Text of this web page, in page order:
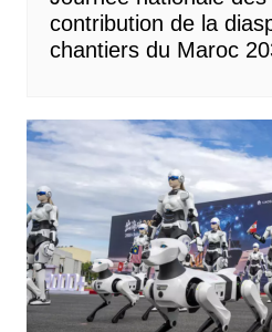
contribution de la
chantiers du Maroc